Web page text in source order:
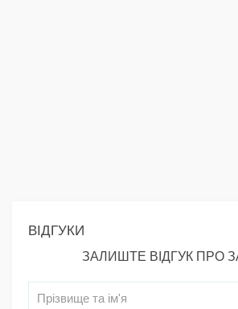
ВІДГУКИ
ЗАЛИШТЕ ВІДГУК ПРО